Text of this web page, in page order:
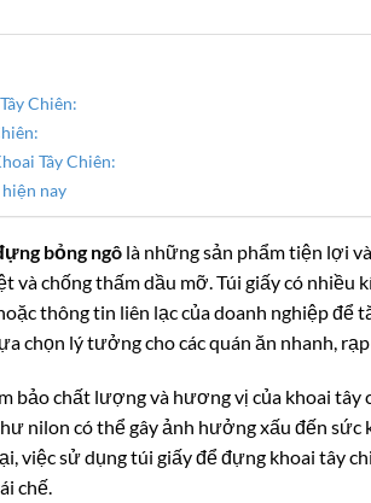
Chiên:
Tây Chiên:
nay
bỏng ngô là những sản phẩm tiện lợi
và chống thấm dầu mỡ. Túi giấy có
thông tin liên lạc của doanh nghiệp
chọn lý tưởng cho các quán ăn nhanh,
chất lượng và hương vị của khoai tây
nilon có thể gây ảnh hưởng xấu đến
việc sử dụng túi giấy để đựng khoai tây
chế.